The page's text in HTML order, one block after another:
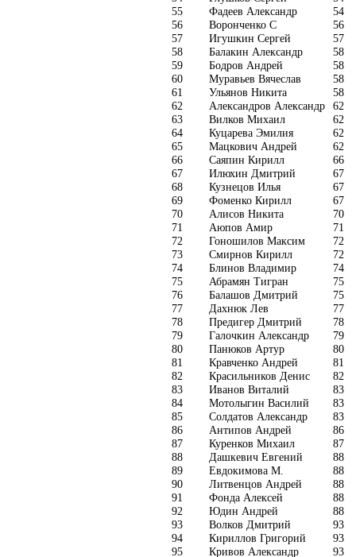
55
Фадеев Александр
54
56
Воронченко С
56
57
Игушкин Сергей
57
58
Балакин Александр
58
59
Бодров Андрей
58
60
Муравьев Вячеслав
58
61
Ульянов Никита
58
62
Александров Александр
62
63
Вилков Михаил
62
64
Куцарева Эмилия
62
65
Мацкович Андрей
62
66
Саяпин Кирилл
66
67
Илюхин Дмитрий
67
68
Кузнецов Илья
67
69
Фоменко Кирилл
67
70
Алисов Никита
70
71
Аюпов Амир
71
72
Гоношилов Максим
72
73
Смирнов Кирилл
72
74
Блинов Владимир
74
75
Абрамян Тигран
75
76
Балашов Дмитрий
75
77
Дахнюк Лев
77
78
Предигер Дмитрий
78
79
Галочкин Александр
79
80
Панюков Артур
80
81
Кравченко Андрей
81
82
Красильников Денис
82
83
Иванов Виталий
83
84
Мотолыгин Василий
83
85
Солдатов Александр
83
86
Антипов Андрей
86
87
Куренков Михаил
87
88
Дашкевич Евгений
88
89
Евдокимова М.
88
90
Литвенцов Андрей
88
91
Фонда Алексей
88
92
Юдин Андрей
88
93
Волков Дмитрий
93
94
Кириллов Григорий
93
95
Кривов Александр 93